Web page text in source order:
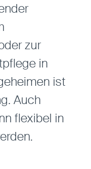
zur
in
ist
Auch
flexibel in
das Laden von
Videoinhalte zu